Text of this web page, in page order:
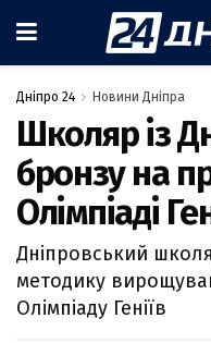
Дніпро 24 Новини Дніпра
Школяр із
бронзу на
Олімпіаді
Дніпровський
методику
Олімпіаду Геніїв